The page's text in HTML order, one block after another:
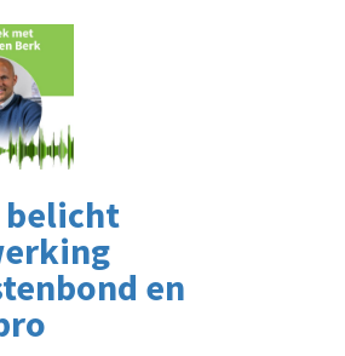
belicht
en